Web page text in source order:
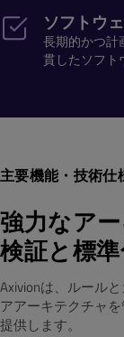
ソフトウ
長期的かつ計
貫したソフト
主要機能・技術仕
強力なア
検証と標
Axivionは、ルール
アアーキテクチャ
提供します。